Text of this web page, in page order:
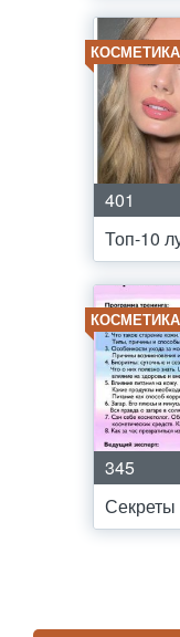
КОСМЕТИКА
401
Топ-10
КОСМЕТИКА
345
Секреты